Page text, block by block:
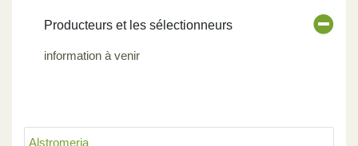
Alstromeria
Producteurs et les sélectionneurs
information à venir